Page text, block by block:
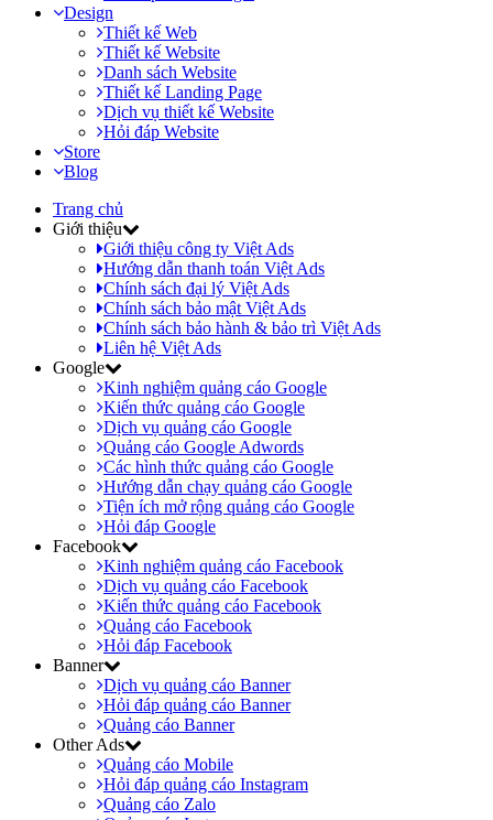
Design
Thiết kế Web
Thiết kế Website
Danh sách Website
Thiết kế Landing Page
Dịch vụ thiết kế Website
Hỏi đáp Website
Store
Blog
Trang chủ
Giới thiệu
Giới thiệu công ty Việt Ads
Hướng dẫn thanh toán Việt Ads
Chính sách đại lý Việt Ads
Chính sách bảo mật Việt Ads
Chính sách bảo hành & bảo trì Việt Ads
Liên hệ Việt Ads
Google
Kinh nghiệm quảng cáo Google
Kiến thức quảng cáo Google
Dịch vụ quảng cáo Google
Quảng cáo Google Adwords
Các hình thức quảng cáo Google
Hướng dẫn chạy quảng cáo Google
Tiện ích mở rộng quảng cáo Google
Hỏi đáp Google
Facebook
Kinh nghiệm quảng cáo Facebook
Dịch vụ quảng cáo Facebook
Kiến thức quảng cáo Facebook
Quảng cáo Facebook
Hỏi đáp Facebook
Banner
Dịch vụ quảng cáo Banner
Hỏi đáp quảng cáo Banner
Quảng cáo Banner
Other Ads
Quảng cáo Mobile
Hỏi đáp quảng cáo Instagram
Quảng cáo Zalo